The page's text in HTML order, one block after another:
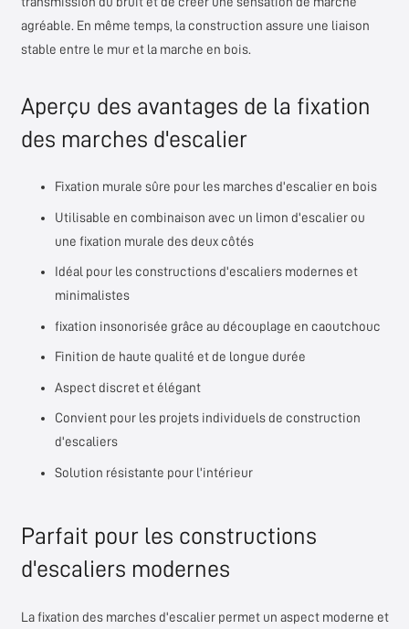
agréable. En même temps, la construction assure une liaison
stable entre le mur et la marche en bois.
Aperçu des avantages de la fixation
des marches d'escalier
Fixation murale sûre pour les marches d'escalier en bois
Utilisable en combinaison avec un limon d'escalier ou
une fixation murale des deux côtés
Idéal pour les constructions d'escaliers modernes et
minimalistes
fixation insonorisée grâce au découplage en caoutchouc
Finition de haute qualité et de longue durée
Aspect discret et élégant
Convient pour les projets individuels de construction
d'escaliers
Solution résistante pour l'intérieur
Parfait pour les constructions
d'escaliers modernes
La fixation des marches d'escalier permet un aspect moderne et